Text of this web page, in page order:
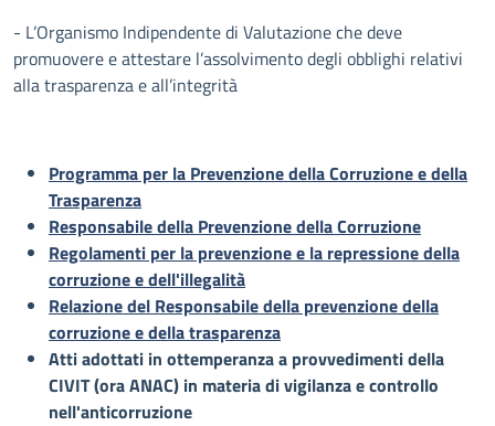
- L’Organismo Indipendente di Valutazione che deve
promuovere e attestare l’assolvimento degli obblighi relativi
alla trasparenza e all’integrità
Programma per la Prevenzione della Corruzione e della
Trasparenza
Responsabile della Prevenzione della Corruzione
Regolamenti per la prevenzione e la repressione della
corruzione e dell'illegalità
Relazione del Responsabile della prevenzione della
corruzione e della trasparenza
Atti adottati in ottemperanza a provvedimenti della
CIVIT (ora ANAC) in materia di vigilanza e controllo
nell'anticorruzione